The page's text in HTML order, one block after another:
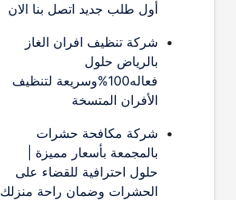
أول طلب جديد اتصل بنا الان
شركة تنظيف افران الغاز
بالرياض حلول
فعاله100%وسريعة لتنظيف
الأفران المتسخة
شركة مكافحة حشرات
بالمجمعة بأسعار مميزة |
حلول احترافية للقضاء على
الحشرات وضمان راحة منزلك